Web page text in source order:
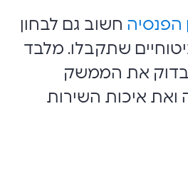
הפנסיה חשוב גם לבחון
שתקבלו. מלבד
את הממשק
איכות השירות